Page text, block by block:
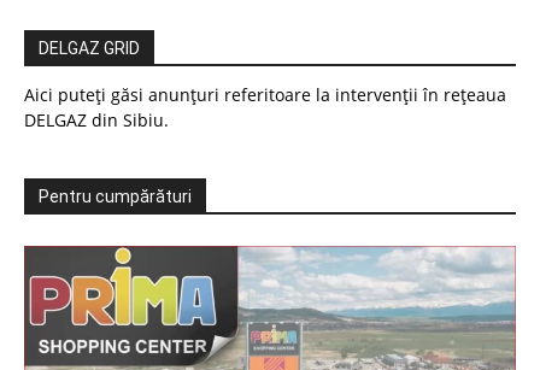
DELGAZ GRID
Aici puteți găsi anunțuri referitoare la intervenții în rețeaua
DELGAZ din Sibiu.
Pentru cumpărături